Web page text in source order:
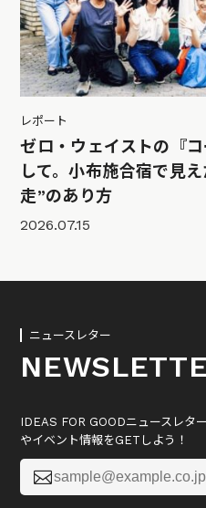
レポート
ゼロ・ウェイストの『
して。小布施合宿で見
走”のあり方
2026.07.15
ニュースレター
IDEAS FOR GOODニュースレタ
やイベント情報をGETしよう！
